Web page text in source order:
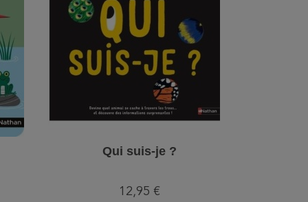
Qui suis-je ?
12,95 €